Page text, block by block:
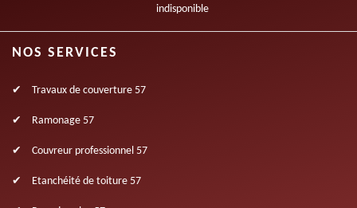
indisponible
NOS SERVICES
Travaux de couverture 57
Ramonage 57
Couvreur professionnel 57
Etanchéité de toiture 57